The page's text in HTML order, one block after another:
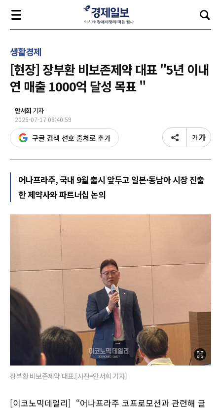
생활경제
[현장] 장부환 비보존제약 대표 "5년 이내
연 매출 1000억 달성 목표 "
안서희 기자
2025-07-17 08:40:59
구글 검색 선호 출처로 추가
어나프라주, 국내 9월 출시 앞두고 일본·동남아 시장 진출
한 제약사와 파트너십 논의
장부환 비보존제약 대표.[사진=안서희 기자]
[이코노믹데일리] “어나프라주 코프로모션과 관련해 글